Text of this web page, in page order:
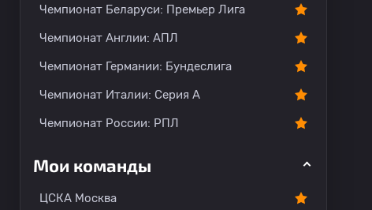
Чемпионат Беларуси: Премьер Лига
Чемпионат Англии: АПЛ
Чемпионат Германии: Бундеслига
Чемпионат Италии: Серия А
Чемпионат России: РПЛ
Мои команды
ЦСКА Москва